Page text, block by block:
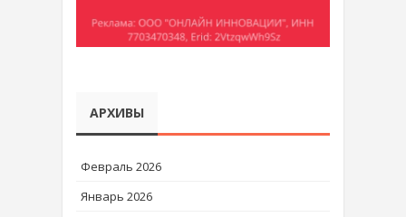
АРХИВЫ
Февраль 2026
Январь 2026